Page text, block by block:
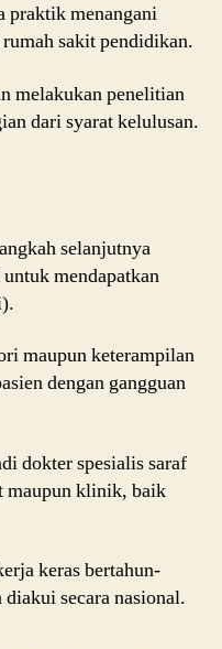
praktik menangani
sakit pendidikan.
melakukan penelitian
dari syarat kelulusan.
selanjutnya
mendapatkan
maupun keterampilan
dengan gangguan
dokter spesialis saraf
maupun klinik, baik
keras bertahun-
secara nasional.